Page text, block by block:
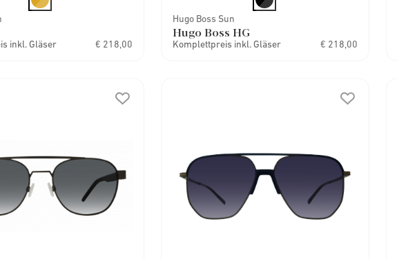
inkl. Gläser € 218,00
Hugo Boss Sun
Hugo Boss HG
Komplettpreis inkl. Gläser € 218,00